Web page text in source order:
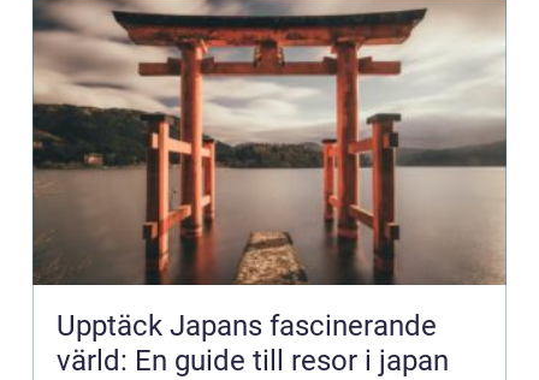
Upptäck Japans fascinerande
värld: En guide till resor i japan